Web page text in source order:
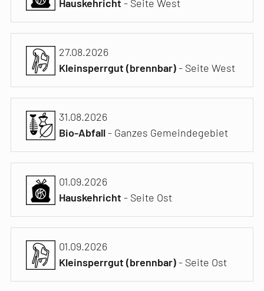
Hauskehricht- Seite West
27.08.2026
Kleinsperrgut (brennbar)- Seite West
31.08.2026
Bio-Abfall- Ganzes Gemeindegebiet
01.09.2026
Hauskehricht- Seite Ost
01.09.2026
Kleinsperrgut (brennbar)- Seite Ost